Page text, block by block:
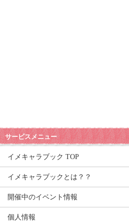
サービスメニュー
イメキャラブック TOP
イメキャラブックとは？？
開催中のイベント情報
個人情報